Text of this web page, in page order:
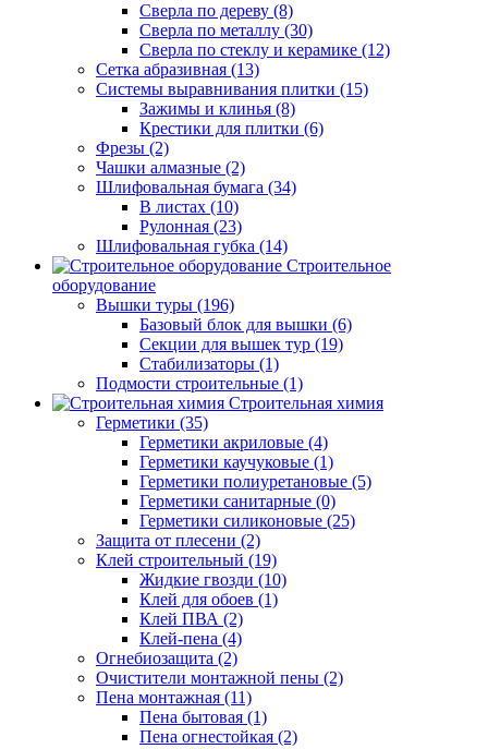
Сверла по дереву (8)
Сверла по металлу (30)
Сверла по стеклу и керамике (12)
Сетка абразивная (13)
Системы выравнивания плитки (15)
Зажимы и клинья (8)
Крестики для плитки (6)
Фрезы (2)
Чашки алмазные (2)
Шлифовальная бумага (34)
В листах (10)
Рулонная (23)
Шлифовальная губка (14)
Строительное
оборудование
Вышки туры (196)
Базовый блок для вышки (6)
Секции для вышек тур (19)
Стабилизаторы (1)
Подмости строительные (1)
Строительная химия
Герметики (35)
Герметики акриловые (4)
Герметики каучуковые (1)
Герметики полиуретановые (5)
Герметики санитарные (0)
Герметики силиконовые (25)
Защита от плесени (2)
Клей строительный (19)
Жидкие гвозди (10)
Клей для обоев (1)
Клей ПВА (2)
Клей-пена (4)
Огнебиозащита (2)
Очистители монтажной пены (2)
Пена монтажная (11)
Пена бытовая (1)
Пена огнестойкая (2)